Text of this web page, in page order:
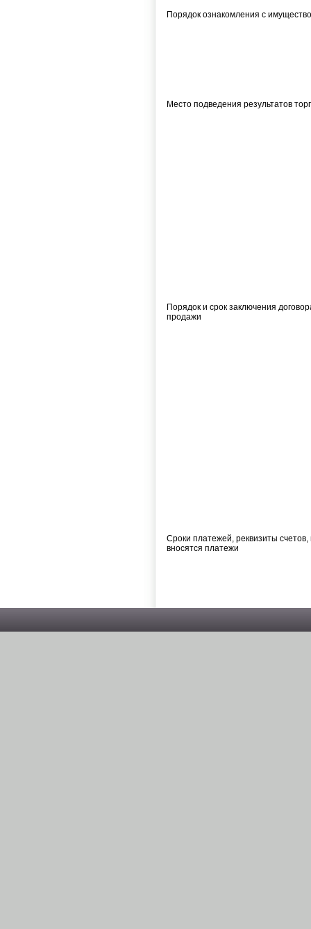
Порядок ознакомления с
Место подведения результатов
Порядок и срок заключения
продажи
Сроки платежей, реквизиты
вносятся платежи